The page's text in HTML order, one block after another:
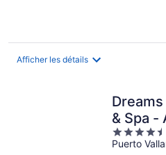
Afficher les détails
& Spa -
4.5
out
Puerto